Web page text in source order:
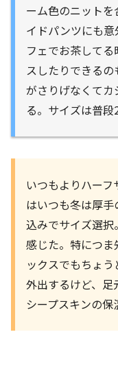
ーム色のニット
イドパンツにも
フェでお茶して
スしたりできる
がさりげなくてカ
る。サイズは普段
いつもよりハー
はいつも冬は厚
込みでサイズ選
感じた。特につ
ックスでもちょ
外出するけど、足
シープスキンの保